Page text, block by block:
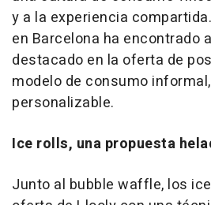
y a la experiencia
en Barcelona ha encontrado
destacado en la oferta de
modelo de consumo
personalizable.
Ice rolls, una propuesta
Junto al bubble waffle, los